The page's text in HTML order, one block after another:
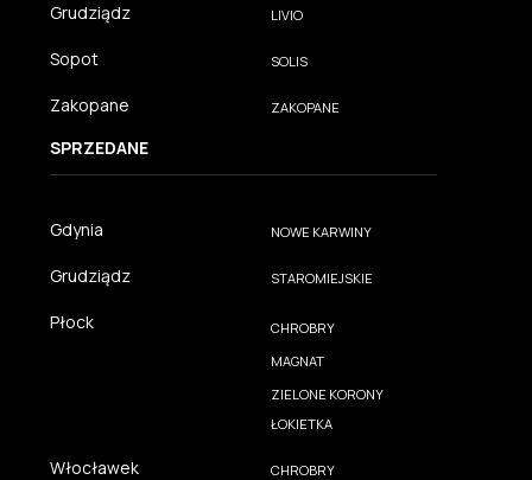
Grudziądz LIVIO
Sopot SOLIS
Zakopane ZAKOPANE
SPRZEDANE
Gdynia NOWE KARWINY
Grudziądz STAROMIEJSKIE
Płock
CHROBRY
MAGNAT
ZIELONE KORONY
ŁOKIETKA
Włocławek
CHROBRY